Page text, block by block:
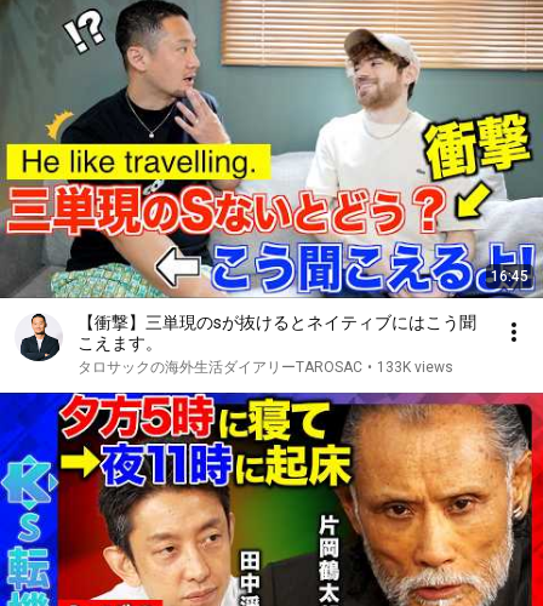
16:45
【衝撃】三単現のsが抜けるとネイティブにはこう聞
こえます。
タロサックの海外生活ダイアリーTAROSAC • 133K views